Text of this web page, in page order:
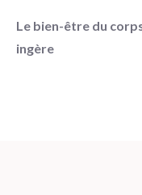
Le bien-être du
ingère